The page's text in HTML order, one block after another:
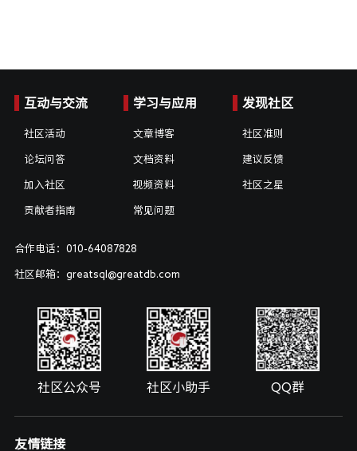
互动与交流
社区活动
论坛问答
加入社区
贡献者指南
学习与应用
文章博客
文档资料
视频资料
常见问题
发现社区
社区准则
建议反馈
社区之星
合作电话：010-64087828
社区邮箱：greatsql@greatdb.com
社区公众号 社区小助手 QQ群
友情链接